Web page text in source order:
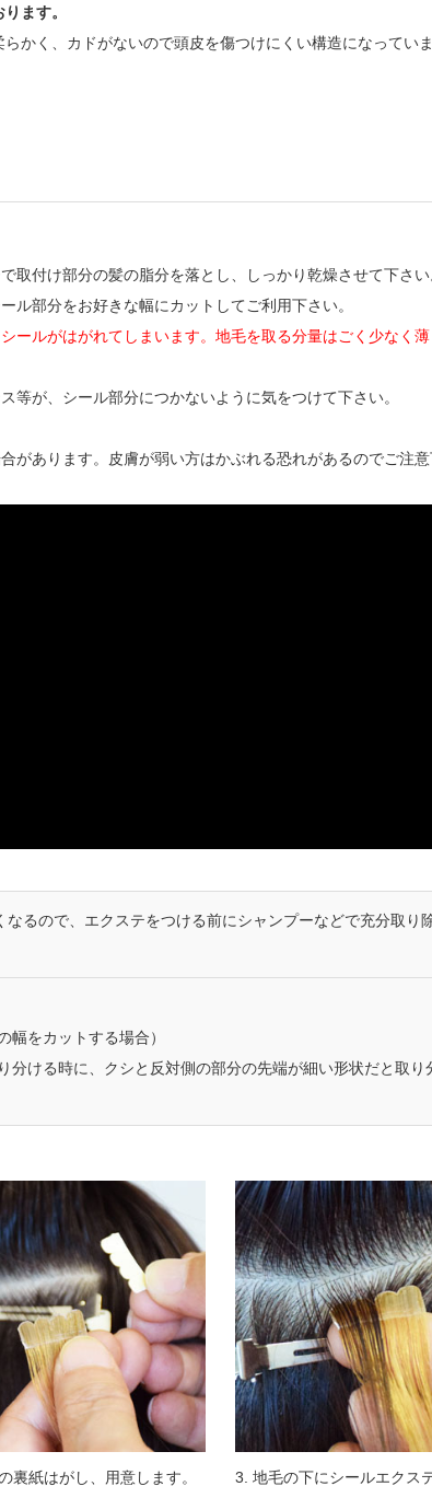
ます。
かく、カドがないので頭皮を傷つけにくい構造になってい
付け部分の髪の脂分を落とし、しっかり乾燥させて下さ
ル部分をお好きな幅にカットしてご利用下さい。
ールがはがれてしまいます。地毛を取る分量はごく少なく
等が、シール部分につかないように気をつけて下さい。
あります。皮膚が弱い方はかぶれる恐れがあるのでご注意
なるので、エクステをつける前にシャンプーなどで充分取り
幅をカットする場合）
分ける時に、クシと反対側の部分の先端が細い形状だと取り
裏紙はがし、用意します。
3. 地毛の下にシールエクス